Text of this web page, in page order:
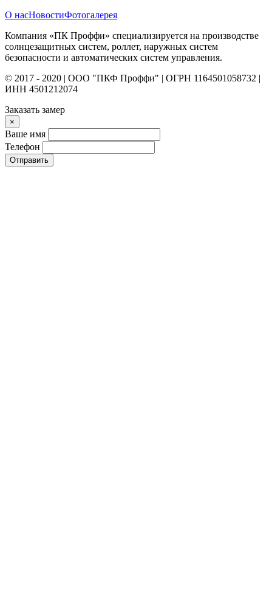
О насНовостиФотогалерея
Компания «ПК Проффи» специализируется на производстве
солнцезащитных систем, роллет, наружных систем
безопасности и автоматических систем управления.
© 2017 - 2020 | ООО "ПКФ Проффи" | ОГРН 1164501058732 |
ИНН 4501212074
Заказать замер
×
Ваше имя
Телефон
Отправить